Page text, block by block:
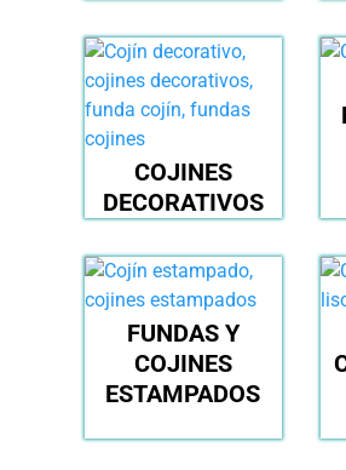
COJINES
DECORATIVOS
FUNDAS Y
COJINES
ESTAMPADOS